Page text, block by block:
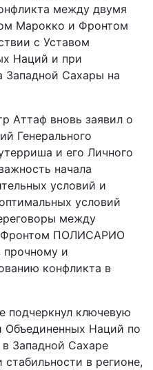
между двумя
Марокко и Фронтом
с Уставом
Наций и при
Западной Сахары на
Аттаф вновь заявил о
Генерального
и его Личного
начала
условий и
условий
между
Фронтом ПОЛИСАРИО
прочному и
конфликта в
подчеркнул ключевую
Объединенных Наций по
Западной Сахаре
в регионе,